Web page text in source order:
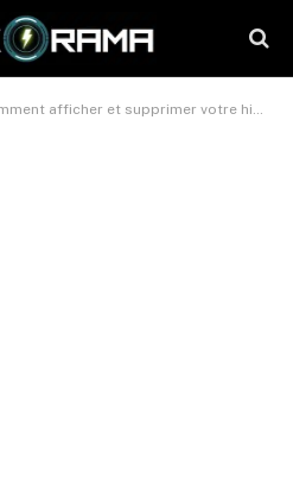
afficher et supprimer votre historique de streaming sur YouTube